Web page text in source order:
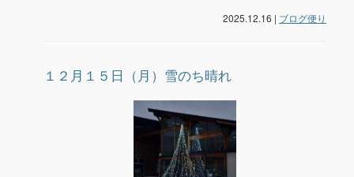
2025.12.16 | ブログ便り
１２月１５日（月）雪のち晴れ